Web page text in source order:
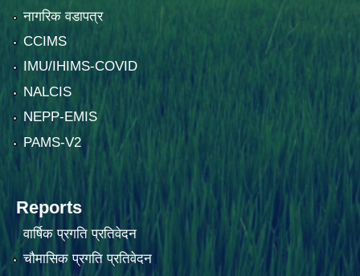
नागरिक वडापत्र
CCIMS
IMU/IHIMS-COVID
NALCIS
NEPP-EMIS
PAMS-V2
Reports
वार्षिक प्रगति प्रतिवेदन
चौमासिक प्रगति प्रतिवेदन